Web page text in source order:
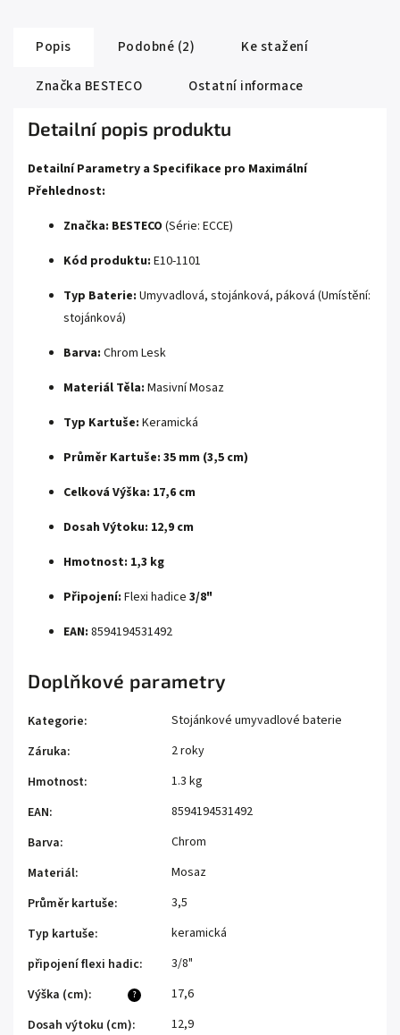
plošky pro baterii
vpravo
poskytuje překvapivě velký prostor pro odložení
mýdla a neomezuje centrální mycí objem nádoby.
🛡️Bezpečnostní přepadový systém:Model je konstrukčně vybaven
nechtěným přetečením a vytopením místnosti.
🛠️ Duální instalační profil:
Modul je primárně zkonstruován pro vysoce
stabilnízavěšení přímo na nosnou stěnu(pomocí kotevních šroubů),
avšak jeho rovné dno umožňuje i snadné přisazení na úzkou nábytkovou
Popis Podobné (2)
Ke stažení
Značka BESTECO Ostatní informace
Detailní popis produktu
Detailní Parametry a Specifikace pro Maximální
Přehlednost:
Značka: BESTECO (Série: ECCE)
Kód produktu: E10-1101
Typ Baterie: Umyvadlová, stojánková, páková (Umístění:
stojánková)
Barva: Chrom Lesk
Materiál Těla: Masivní Mosaz
Typ Kartuše: Keramická
Průměr Kartuše: 35 mm (3,5 cm)
Celková Výška: 17,6 cm
Dosah Výtoku: 12,9 cm
Hmotnost: 1,3 kg
Připojení: Flexi hadice 3/8"
EAN: 8594194531492
Doplňkové parametry
Kategorie:
Stojánkové umyvadlové baterie
Záruka:
2 roky
Hmotnost:
1.3 kg
EAN:
8594194531492
Barva:
Chrom
Materiál:
Mosaz
Průměr kartuše:
3,5
Typ kartuše:
keramická
připojení flexi hadic: 3/8"
?
Výška (cm):
17,6
Dosah výtoku (cm):
12,9